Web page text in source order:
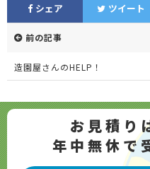
シェア ツイート
前の記事
造園屋さんのHELP！
お見積り
年中無休で